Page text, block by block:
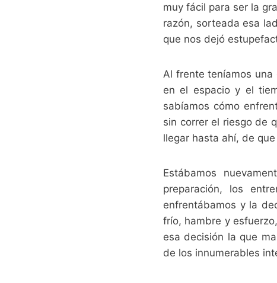
muy fácil para ser la
razón, sorteada esa
que nos dejó
Al frente teníamos
en el espacio y el
sabíamos cómo
sin correr el riesgo de
llegar hasta ahí, de
Estábamos
preparación, los
enfrentábamos y la
frío, hambre y
esa decisión la que
de los innumerables